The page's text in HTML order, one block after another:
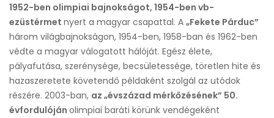
1952-ben olimpiai bajnokságot, 1954-ben vb-
ezüstérmet nyert a magyar csapattal. A „Fekete Párduc”
három világbajnokságon, 1954-ben, 1958-ban és 1962-ben
védte a magyar válogatott hálóját. Egész élete,
pályafutása, szerénysége, becsületessége, töretlen hite és
hazaszeretete követendő példaként szolgál az utódok
részére. 2003-ban, az „évszázad mérkőzésének” 50.
évfordulóján olimpiai baráti körünk vendégeként